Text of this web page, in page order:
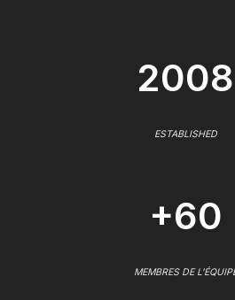
2008
ESTABLISHED
+60
MEMBRES DE